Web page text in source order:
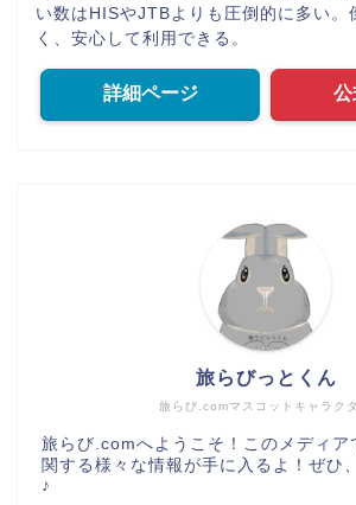
い数はHISやJTBよりも圧倒的に多い。
く、安心して利用できる。
詳細ページ 公
旅らび.comマスコットキャラク
旅らびっとくん
旅らび.comへようこそ！このメディア
関する様々な情報が手に入るよ！ぜひ
♪